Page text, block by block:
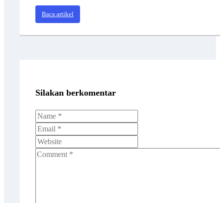
Baca artikel
Silakan berkomentar